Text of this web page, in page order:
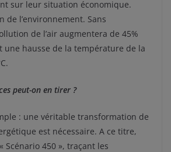
sur leur situation économique.
de l’environnement. Sans
de l’air augmentera de 45%
une hausse de la température de la
peut-on en tirer ?
: une véritable transformation de
est nécessaire. A ce titre,
Scénario 450 », traçant les